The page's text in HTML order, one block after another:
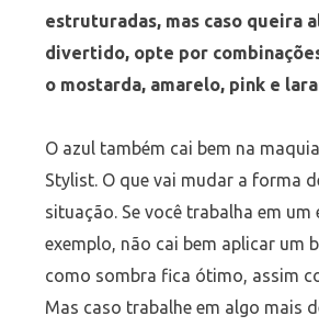
estruturadas, mas caso queira
divertido, opte por
o mostarda, amarelo, pink e
O azul também cai bem na
Stylist. O que vai mudar a forma
situação. Se você trabalha em
exemplo, não cai bem aplicar um
como sombra fica ótimo, assim
Mas caso trabalhe em algo mais